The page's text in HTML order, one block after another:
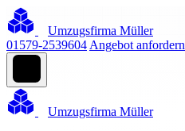
Umzugsfirma Müller
01579-2539604 Angebot anfordern
Umzugsfirma Müller